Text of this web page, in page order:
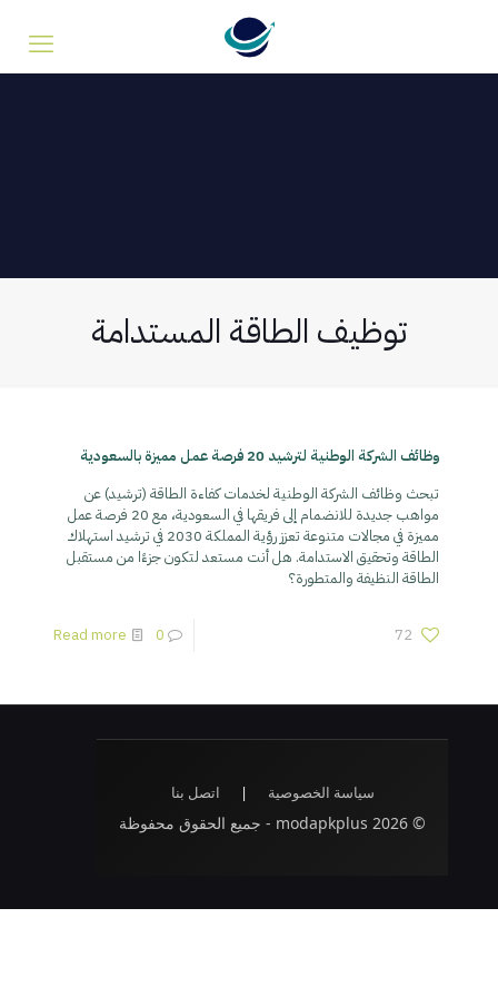
توظيف الطاقة المستدامة
وظائف الشركة الوطنية لترشيد 20 فرصة عمل مميزة بالسعودية
تبحث وظائف الشركة الوطنية لخدمات كفاءة الطاقة (ترشيد) عن
مواهب جديدة للانضمام إلى فريقها في السعودية، مع 20 فرصة عمل
مميزة في مجالات متنوعة تعزز رؤية المملكة 2030 في ترشيد استهلاك
الطاقة وتحقيق الاستدامة. هل أنت مستعد لتكون جزءًا من مستقبل
الطاقة النظيفة والمتطورة؟
72
0
Read more
سياسة الخصوصية | اتصل بنا
© 2026 modapkplus - جميع الحقوق محفوظة